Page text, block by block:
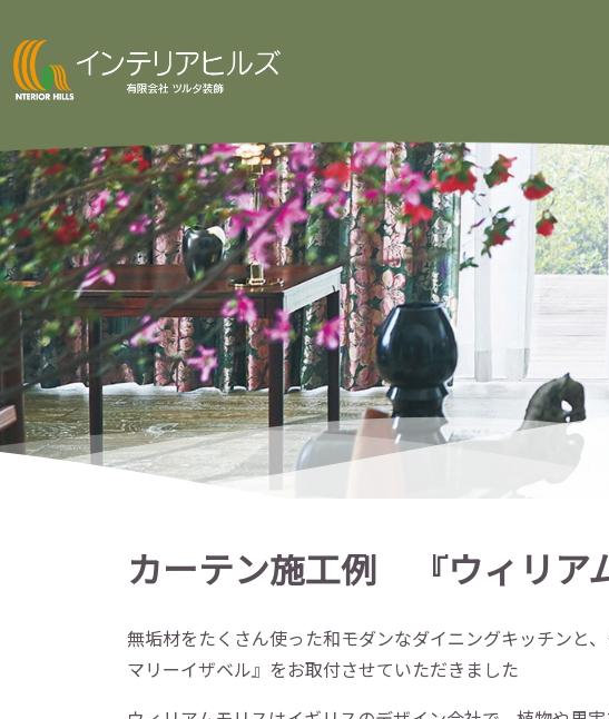
カーテン施工例 『ウィリ
無垢材をたくさん使った和モダンなダイニングキッチン
マリーイザベル』をお取付させていただきました